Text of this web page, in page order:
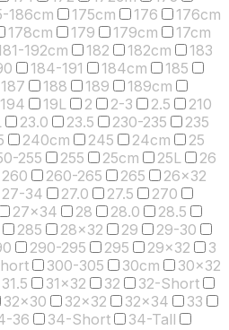
186cm 175cm 176
176cm
178cm 179 179cm
17cm
192cm 182 182cm
183
184-191 184cm
185
187 188 189
189cm
194 19L 2 2-3 2.5
210
23.0 23.5 230-235
235
240cm 245 24cm
25
255 255 25cm 25L
26
260 260-265 265
26x32
27-34 27.0 27.5
270
27x34 28 28.0
28.5
285 28x32 29
29-30
290-295 295 29x32
3
300-305 30cm
30x32
31.5 31x32 32
32-Short
32x30 32x32 32x34
33
36 34-Short
34-Tall